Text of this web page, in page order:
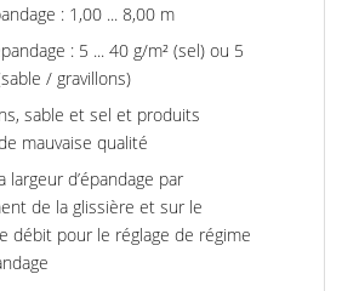
: 1,00 ... 8,00 m
: 5 ... 40 g/m² (sel) ou 5
/ gravillons)
sable et sel et produits
mauvaise qualité
largeur d’épandage par
de la glissière et sur le
débit pour le réglage de régime